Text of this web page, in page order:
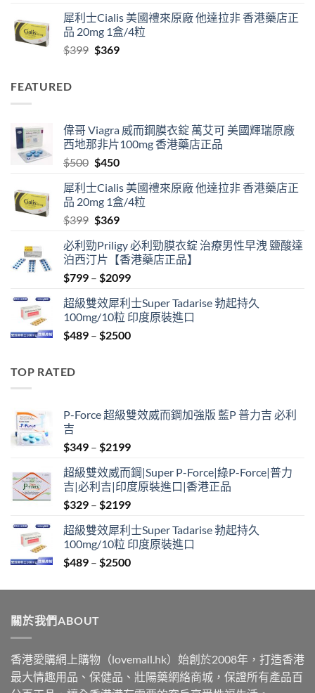
$799
through
犀利士Cialis 美國禮來原廠 他達拉非 香港藥店正
品 20mg 1盒/4粒
$399 Original
$369Current
FEATURED
偉哥 Viagra 威而鋼膜衣錠 萬艾可 美國輝瑞原廠
西地那非片100mg 香港藥店正品
$500 Original
was:
$500.
$450Current
is:
$450.
犀利士Cialis 美國禮來原廠 他達拉非 香港藥店正
品 20mg 1盒/4粒
$399 Original
was:
$399.
$369Current
is:
$369.
必利勁Priligy 必利勁膜衣錠 治療男性早洩 鹽酸達
泊西汀片【香港藥店正品】
$799 – $2099Price
$799
through
$2099
超級雙效犀利士Super Tadarise 勃起持久
100mg/10粒 印度原裝進口
$489 – $2500Price
TOP RATED
P-Force 超級雙效威而鋼加強版 藍P 普力吉 必利
吉
$349 – $2199Price
$349
through
$2199
超級雙效威而鋼|Super P-Force|綠P-Force|普力
吉|必利吉|印度原裝進口|香港正品
$329 – $2199Price
$329
through
$2199
超級雙效犀利士Super Tadarise 勃起持久
100mg/10粒 印度原裝進口
$489 – $2500Price
$489
關於我們ABOUT
香港愛購網上購物（lovemall.hk）始創於2008年，打造香港
最大情趣用品、保健品、壯陽藥網絡商城，保證所有產品百